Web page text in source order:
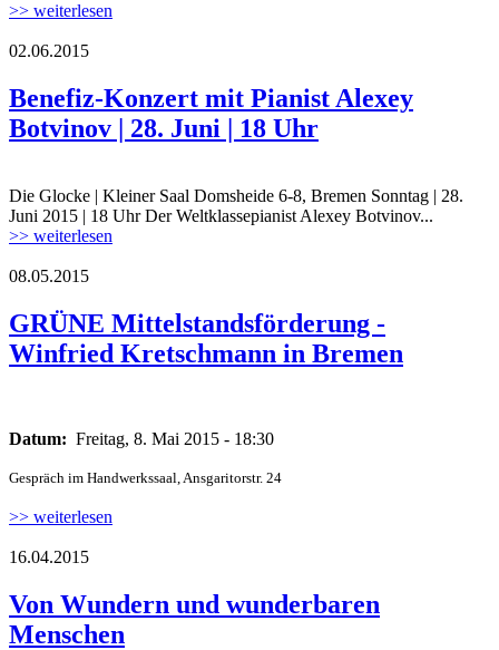
>> weiterlesen
ab-taz-anzeige.jpg
02.06.2015
Benefiz-Konzert mit Pianist Alexey
Botvinov | 28. Juni | 18 Uhr
ab-taz-anzeige.jpg
Die Glocke | Kleiner Saal Domsheide 6-8, Bremen Sonntag | 28.
Juni 2015 | 18 Uhr Der Weltklassepianist Alexey Botvinov...
>> weiterlesen
ganz_klar_gruen.jpg
08.05.2015
GRÜNE Mittelstandsförderung -
Winfried Kretschmann in Bremen
ganz_klar_gruen.jpg
Datum: Freitag, 8. Mai 2015 - 18:30
Gespräch im Handwerkssaal, Ansgaritorstr. 24
>> weiterlesen
junge-klein.jpg
16.04.2015
Von Wundern und wunderbaren
Menschen